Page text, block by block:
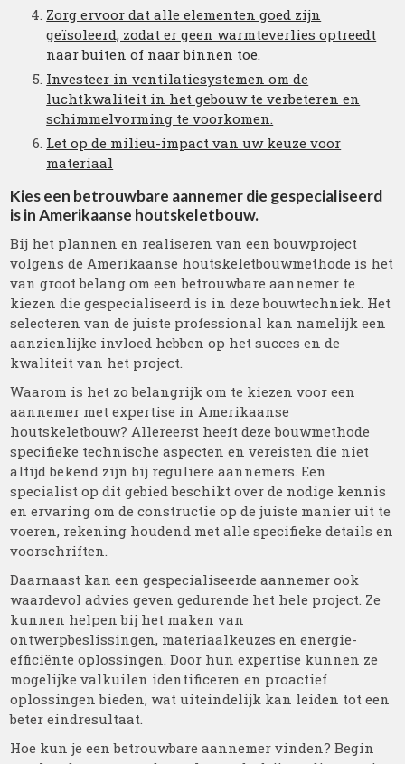
Zorg ervoor dat alle elementen goed zijn
geïsoleerd, zodat er geen warmteverlies optreedt
naar buiten of naar binnen toe.
Investeer in ventilatiesystemen om de
luchtkwaliteit in het gebouw te verbeteren en
schimmelvorming te voorkomen.
Let op de milieu-impact van uw keuze voor
materiaal
Kies een betrouwbare aannemer die gespecialiseerd
is in Amerikaanse houtskeletbouw.
Bij het plannen en realiseren van een bouwproject
volgens de Amerikaanse houtskeletbouwmethode is het
van groot belang om een betrouwbare aannemer te
kiezen die gespecialiseerd is in deze bouwtechniek. Het
selecteren van de juiste professional kan namelijk een
aanzienlijke invloed hebben op het succes en de
kwaliteit van het project.
Waarom is het zo belangrijk om te kiezen voor een
aannemer met expertise in Amerikaanse
houtskeletbouw? Allereerst heeft deze bouwmethode
specifieke technische aspecten en vereisten die niet
altijd bekend zijn bij reguliere aannemers. Een
specialist op dit gebied beschikt over de nodige kennis
en ervaring om de constructie op de juiste manier uit te
voeren, rekening houdend met alle specifieke details en
voorschriften.
Daarnaast kan een gespecialiseerde aannemer ook
waardevol advies geven gedurende het hele project. Ze
kunnen helpen bij het maken van
ontwerpbeslissingen, materiaalkeuzes en energie-
efficiënte oplossingen. Door hun expertise kunnen ze
mogelijke valkuilen identificeren en proactief
oplossingen bieden, wat uiteindelijk kan leiden tot een
beter eindresultaat.
Hoe kun je een betrouwbare aannemer vinden? Begin